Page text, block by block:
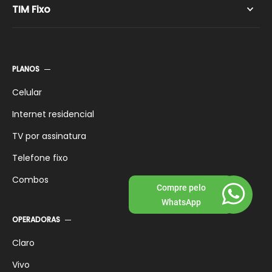
TIM LIve 600 Mega
TIM Fixo
TIM Fixo Controle
PLANOS
Celular
Internet residencial
TV por assinatura
Telefone fixo
Combos
OPERADORAS
Claro
Vivo
Compre pelo
WhatsApp